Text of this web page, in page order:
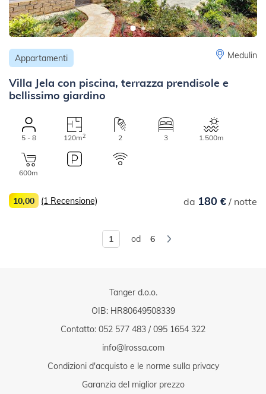
Appartamenti Medulin
Villa Jela con piscina, terrazza prendisole e
bellissimo giardino
5 - 8 120m2 2 3 1.500m
600m
da 180 €/ notte
10,00 (1 Recensione)
od 6
Tanger d.o.o.
OIB: HR80649508339
Contatto: 052 577 483 /095 1654 322
info@lrossa.com
Condizioni d'acquisto e le norme sulla privacy
Garanzia del miglior prezzo